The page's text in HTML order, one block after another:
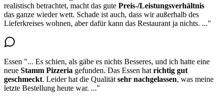
realistisch betrachtet, macht das gute Preis-/Leistungsverhältnis
das ganze wieder wett. Schade ist auch, dass wir außerhalb des
Lieferkreises wohnen, aber dafür kann das Restaurant ja nichts. ..."
Essen "... Es schien, als gäbe es nichts Besseres, und ich hatte eine
neue Stamm Pizzeria gefunden. Das Essen hat richtig gut
geschmeckt. Leider hat die Qualität sehr nachgelassen, was meine
letzte Bestellung heute war. ..."